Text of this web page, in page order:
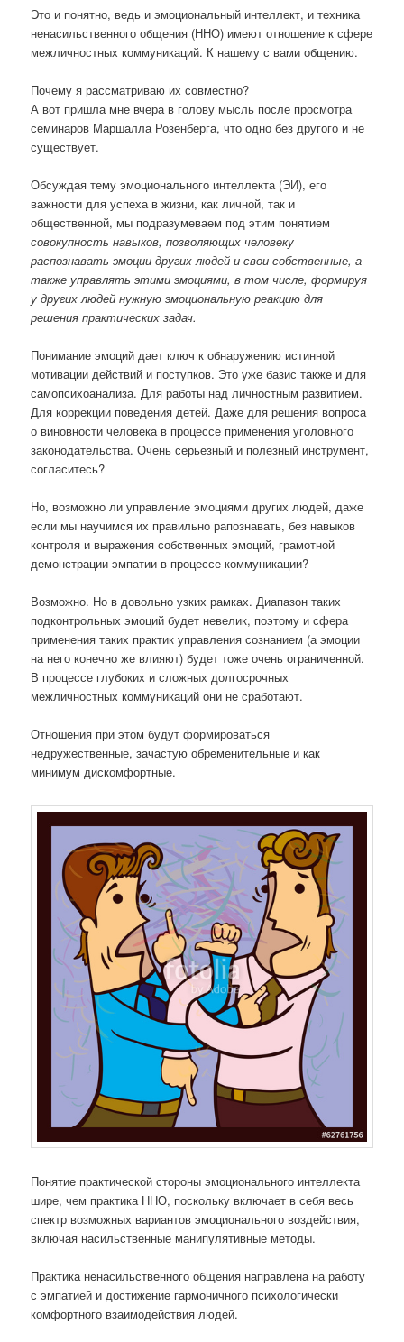
Это и понятно, ведь и эмоциональный интеллект, и техника
ненасильственного общения (ННО) имеют отношение к сфере
межличностных коммуникаций. К нашему с вами общению.
Почему я рассматриваю их совместно?
А вот пришла мне вчера в голову мысль после просмотра
семинаров Маршалла Розенберга, что одно без другого и не
существует.
Обсуждая тему эмоционального интеллекта (ЭИ), его
важности для успеха в жизни, как личной, так и
общественной, мы подразумеваем под этим понятием
совокупность навыков, позволяющих человеку
распознавать эмоции других людей и свои собственные, а
также управлять этими эмоциями, в том числе, формируя
у других людей нужную эмоциональную реакцию для
решения практических задач.
Понимание эмоций дает ключ к обнаружению истинной
мотивации действий и поступков. Это уже базис также и для
самопсихоанализа. Для работы над личностным развитием.
Для коррекции поведения детей. Даже для решения вопроса
о виновности человека в процессе применения уголовного
законодательства. Очень серьезный и полезный инструмент,
согласитесь?
Но, возможно ли управление эмоциями других людей, даже
если мы научимся их правильно рапознавать, без навыков
контроля и выражения собственных эмоций, грамотной
демонстрации эмпатии в процессе коммуникации?
Возможно. Но в довольно узких рамках. Диапазон таких
подконтрольных эмоций будет невелик, поэтому и сфера
применения таких практик управления сознанием (а эмоции
на него конечно же влияют) будет тоже очень ограниченной.
В процессе глубоких и сложных долгосрочных
межличностных коммуникаций они не сработают.
Отношения при этом будут формироваться
недружественные, зачастую обременительные и как
минимум дискомфортные.
Понятие практической стороны эмоционального интеллекта
шире, чем практика ННО, поскольку включает в себя весь
спектр возможных вариантов эмоционального воздействия,
включая насильственные манипулятивные методы.
Практика ненасильственного общения направлена на работу
с эмпатией и достижение гармоничного психологически
комфортного взаимодействия людей.